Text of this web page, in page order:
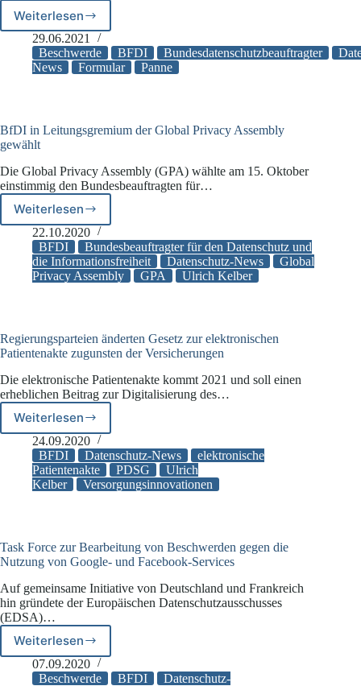
WeiterlesenBeschwerden
beim
Datenschutzbeauftragten
versehentlich
29.06.2021
Beschwerde
BFDI Bundesdatenschutzbeauftragter
News
Formular Panne
BfDI in Leitungsgremium der Global Privacy Assembly
gewählt
Die Global Privacy Assembly (GPA) wählte am 15. Oktober
einstimmig den Bundesbeauftragten für…
Weiterlesen
BfDI
in
Leitungsgremium
der
Global
22.10.2020
BFDI
Bundesbeauftragter für den Datenschutz und
die Informationsfreiheit
Datenschutz-News
Global
Privacy Assembly
GPA Ulrich Kelber
Regierungsparteien änderten Gesetz zur elektronischen
Patientenakte zugunsten der Versicherungen
Die elektronische Patientenakte kommt 2021 und soll einen
erheblichen Beitrag zur Digitalisierung des…
WeiterlesenRegierungsparteien
änderten
Gesetz
zur
elektronischen
Versicherungen
24.09.2020
BFDI
Datenschutz-News
elektronische
Patientenakte
PDSG
Ulrich
Kelber
Versorgungsinnovationen
Task Force zur Bearbeitung von Beschwerden gegen die
Nutzung von Google- und Facebook-Services
Auf gemeinsame Initiative von Deutschland und Frankreich
hin gründete der Europäischen Datenschutzausschusses
(EDSA)…
Weiterlesen
Task
Force
zur
07.09.2020
Beschwerde
BFDI
Datenschutz-